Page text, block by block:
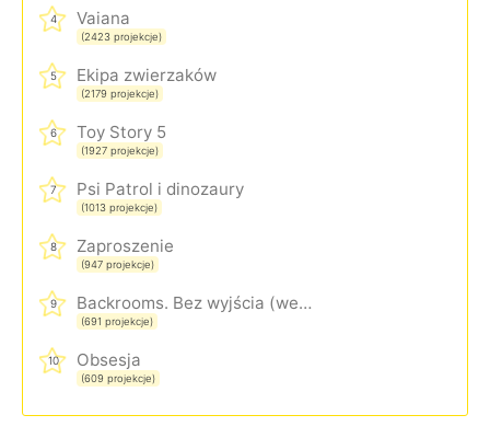
4 Vaiana
(2423 projekcje)
5 Ekipa zwierzaków
(2179 projekcje)
6 Toy Story 5
(1927 projekcje)
7 Psi Patrol i dinozaury
(1013 projekcje)
8 Zaproszenie
(947 projekcje)
9 Backrooms. Bez wyjścia (wersja rozszerzona)
(691 projekcje)
10 Obsesja
(609 projekcje)